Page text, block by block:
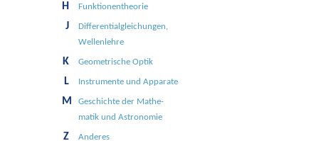
H Funk­tionen­theo­rie
J
Differential­gleichungen,
Wellen­lehre
K Geo­metri­sche Optik
L Instru­mente und Ap­parate
M
Ge­schichte der Mathe­
matik und Astro­nomie
Z Anderes